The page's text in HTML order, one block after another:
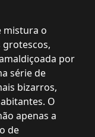
mistura o
por
série de
bizarros,
O
apenas a
de